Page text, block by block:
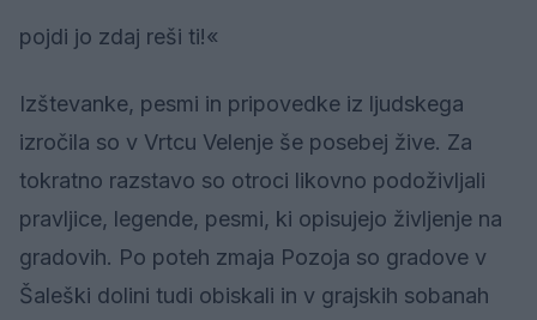
pojdi jo zdaj reši ti!«
Izštevanke, pesmi in pripovedke iz ljudskega
izročila so v Vrtcu Velenje še posebej žive. Za
tokratno razstavo so otroci likovno podoživljali
pravljice, legende, pesmi, ki opisujejo življenje na
gradovih. Po poteh zmaja Pozoja so gradove v
Šaleški dolini tudi obiskali in v grajskih sobanah